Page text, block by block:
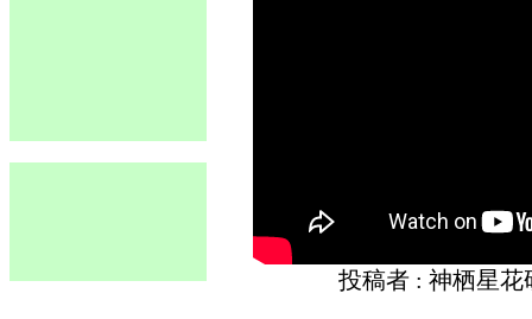
投稿者 : 神栖星